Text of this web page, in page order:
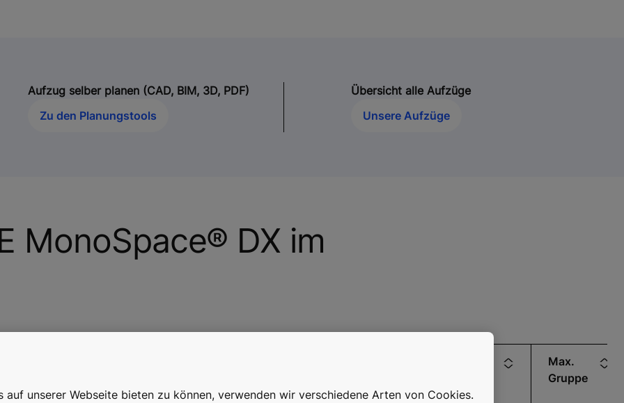
Aufzug selber planen (CAD, BIM, 3D, PDF)
Zu den Planungstools
Übersicht alle Aufzüge
Unsere Aufzüge
MonoSpace® DX im
(APIs)
/
Max.
Gruppe
auf unserer Webseite bieten zu können, verwenden wir verschiedene Arten von Cookies.